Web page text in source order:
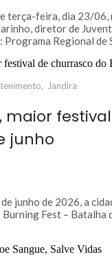
terça-feira, dia 23/06,
diretor de
Regional de
, Jandira
maior
junho
junho de 2026, a
Fest – Batalha